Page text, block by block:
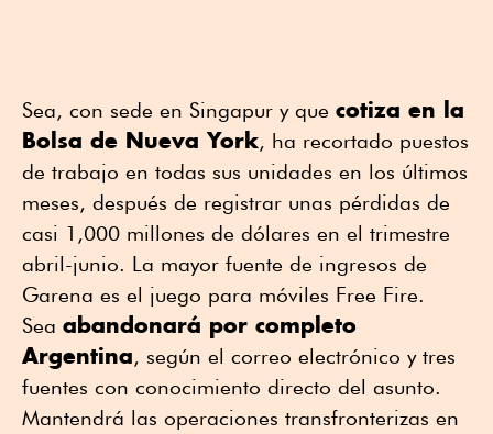
Sea, con sede en Singapur y que cotiza en la
Bolsa de Nueva York, ha recortado puestos
de trabajo en todas sus unidades en los últimos
meses, después de registrar unas pérdidas de
casi 1,000 millones de dólares en el trimestre
abril-junio. La mayor fuente de ingresos de
Garena es el juego para móviles Free Fire.
Sea abandonará por completo
Argentina, según el correo electrónico y tres
fuentes con conocimiento directo del asunto.
Mantendrá las operaciones transfronterizas en